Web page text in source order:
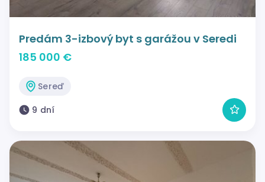
Predám 3-izbový byt s garážou v Seredi
185 000 €
Sereď
9 dní